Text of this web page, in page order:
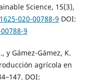
Science, 15(3),
020-00788-9 DOI:
9
y Gámez-Gámez, K.
agrícola en
DOI: